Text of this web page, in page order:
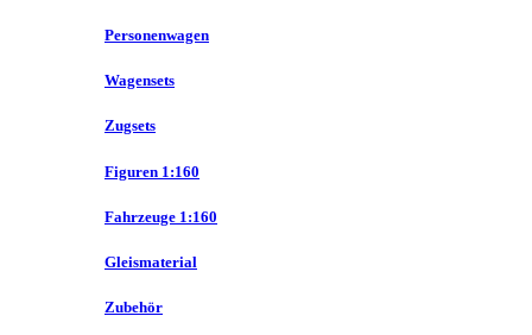
Personenwagen
Wagensets
Zugsets
Figuren 1:160
Fahrzeuge 1:160
Gleismaterial
Zubehör